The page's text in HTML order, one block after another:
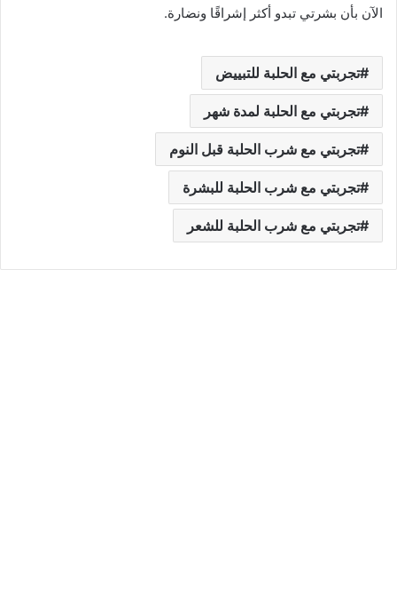
الآن بأن بشرتي تبدو أكثر إشراقًا ونضارة.
تجربتي مع الحلبة للتبييض
تجربتي مع الحلبة لمدة شهر
تجربتي مع شرب الحلبة قبل النوم
تجربتي مع شرب الحلبة للبشرة
تجربتي مع شرب الحلبة للشعر